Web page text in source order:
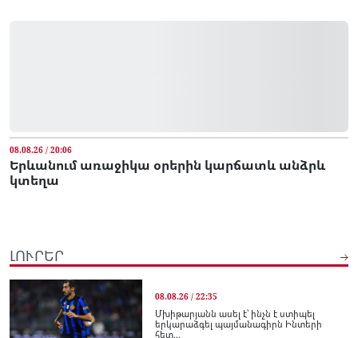
08.08.26 / 20:06
Երևանում առաջիկա օրերին կարճատև անձրև
կտեղա
ԼՈՒՐԵՐ
08.08.26 / 22:35
Մխիթարյանն ասել է՝ ինչն է ստիպել
երկարաձգել պայմանագիրն Ինտերի
հետ...